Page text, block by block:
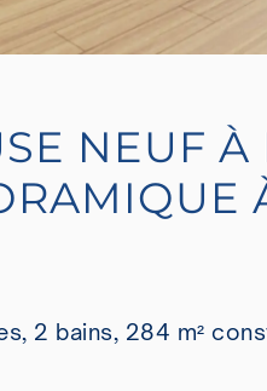
NEUF À
2 bains, 284 m²